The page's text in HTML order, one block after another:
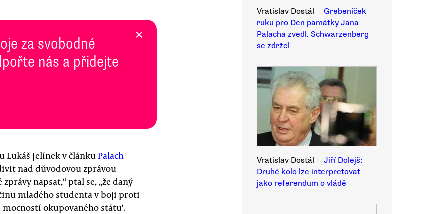
za svobodné
nás a přidejte
×
Lukáš Jelínek v článkuPalach
nad důvodovou zprávou
napsat,“ ptal se, „že daný
mladého studenta v boji proti
okupovaného státu‘.
Vratislav Dostál
Grebeníček
ruku pro Den památky Jana
Palacha zvedl. Schwarzenberg
se zdržel
Vratislav Dostál
Jiří Dolejš:
Druhé kolo lze interpretovat
jako referendum o vládě